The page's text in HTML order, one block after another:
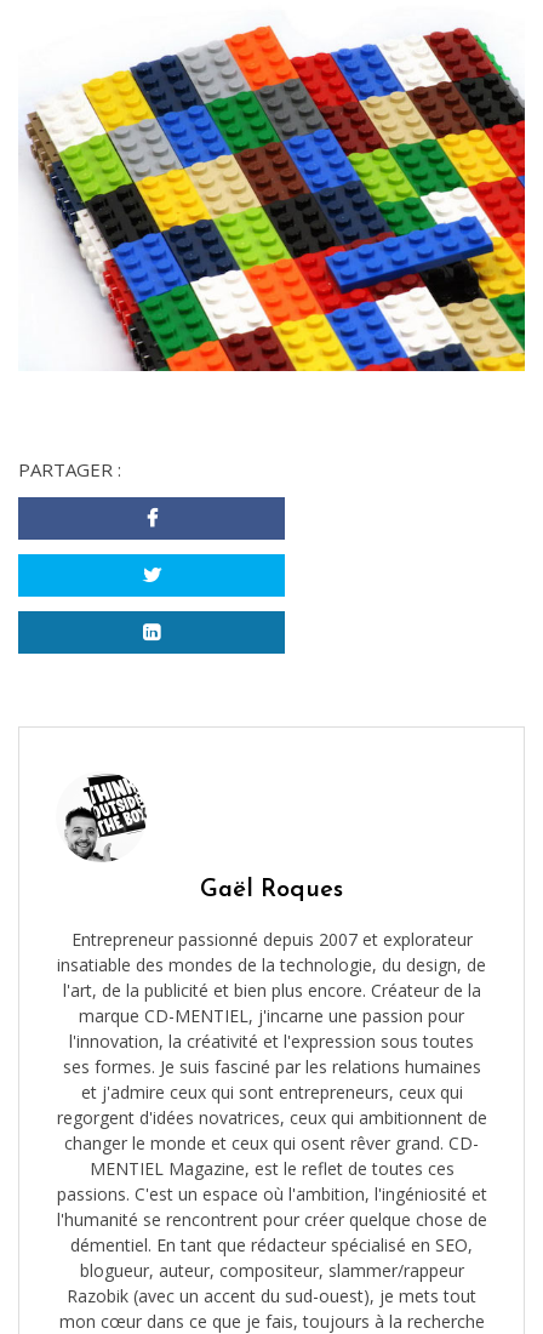
PARTAGER :
Gaël Roques
Entrepreneur passionné depuis 2007 et explorateur
insatiable des mondes de la technologie, du design, de
l'art, de la publicité et bien plus encore. Créateur de la
marque CD-MENTIEL, j'incarne une passion pour
l'innovation, la créativité et l'expression sous toutes
ses formes. Je suis fasciné par les relations humaines
et j'admire ceux qui sont entrepreneurs, ceux qui
regorgent d'idées novatrices, ceux qui ambitionnent de
changer le monde et ceux qui osent rêver grand. CD-
MENTIEL Magazine, est le reflet de toutes ces
passions. C'est un espace où l'ambition, l'ingéniosité et
l'humanité se rencontrent pour créer quelque chose de
démentiel. En tant que rédacteur spécialisé en SEO,
blogueur, auteur, compositeur, slammer/rappeur
Razobik (avec un accent du sud-ouest), je mets tout
mon cœur dans ce que je fais, toujours à la recherche